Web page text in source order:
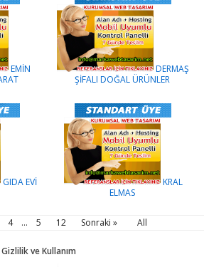
EMİN
DERMAŞ
ŞİFALI DOĞAL ÜRÜNLER
GIDA EVİ
KRAL
ELMAS
4 ... 5 12 Sonraki » All
Gizlilik ve Kullanım